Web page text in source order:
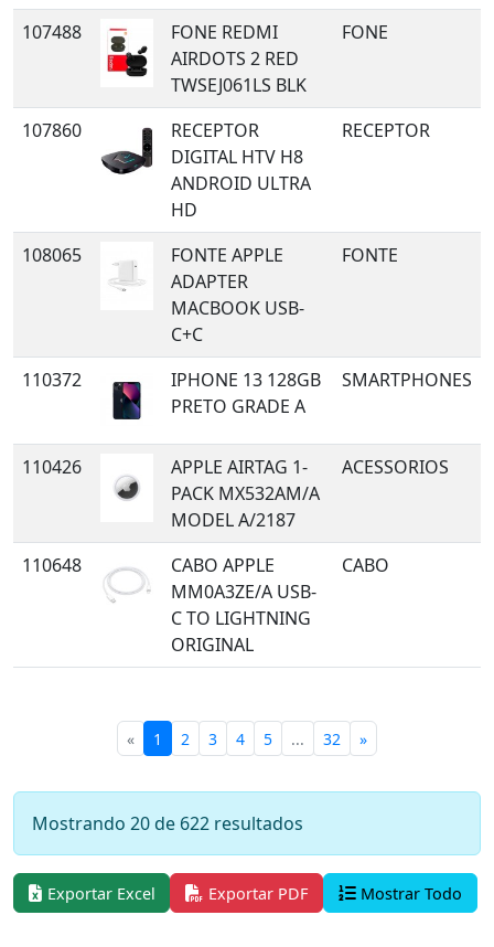
107488
FONE REDMI
AIRDOTS 2 RED
TWSEJ061LS BLK
FONE
107860
RECEPTOR
DIGITAL HTV H8
ANDROID ULTRA
HD
RECEPTOR
108065
FONTE APPLE
ADAPTER
MACBOOK USB-
C+C
FONTE
110372
IPHONE 13 128GB
PRETO GRADE A
SMARTPHONES
110426
APPLE AIRTAG 1-
PACK MX532AM/A
MODEL A/2187
ACESSORIOS
110648
CABO APPLE
MM0A3ZE/A USB-
C TO LIGHTNING
ORIGINAL
CABO
« 1 2 3 4 5 ... 32 »
Mostrando 20 de 622 resultados
Exportar Excel Exportar PDF Mostrar Todo